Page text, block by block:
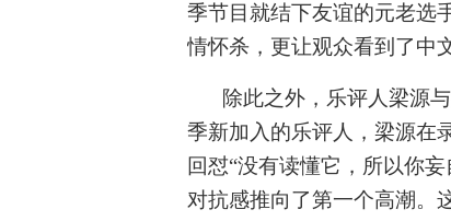
季节目就结下友谊的元老选
情怀杀，更让观众看到了中
除此之外，乐评人梁源
季新加入的乐评人，梁源在
回怼“没有读懂它，所以你
对抗感推向了第一个高潮。